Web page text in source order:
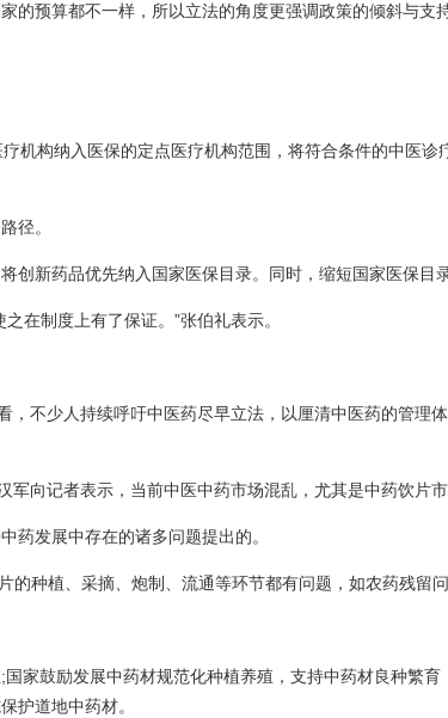
预算都不一样，所以立法的角度更强调政策的倾斜与支持
机构纳入医保的定点医疗机构范围，将符合条件的中医
径。
新药品优先纳入国家医保目录。同时，缩短国家医保目
在制度上有了保证。”张伯礼表示。
，不少人持续呼吁中医药尽早立法，以厘清中医药的管
向记者表示，当前中医中药市场混乱，尤其是中药饮片
药发展中存在的诸多问题提出的。
种植、采摘、炮制、流通等环节都有问题，如农药残留问
家鼓励发展中药材规范化种植养殖，支持中药材良种繁
护道地中药材。